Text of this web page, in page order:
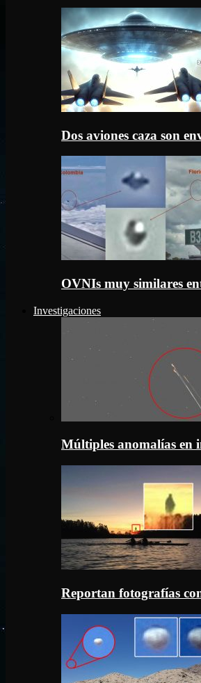
Dos aviones caza son
OVNIs muy similares
Investigaciones
Múltiples anomalías en
Reportan fotografías